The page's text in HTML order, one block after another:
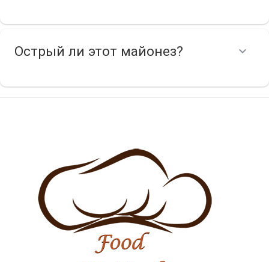
Острый ли этот майонез?